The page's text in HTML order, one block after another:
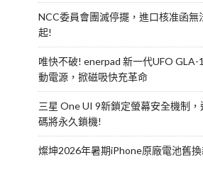
NCC委員會團滅停擺，進口核准函無
起!
唯快不破! enerpad 新一代UFO
動電源，掀磁吸快充革命
三星 One UI 9新鎖定螢幕安全機制
碼將永久鎖機!
燦坤2026年暑期iPhone原廠電池舊